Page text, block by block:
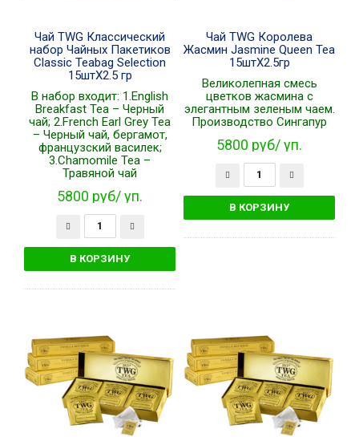
Чай TWG Классический
набор Чайных Пакетиков
Classic Teabag Selection
15штХ2.5 гр
В набор входит: 1.English
Breakfast Tea – Черный
чай; 2.French Earl Grey Tea
– Черный чай, бергамот,
французcкий василек;
3.Chamomile Tea –
Травяной чай
5800 руб/ уп.
Чай TWG Королева
Жасмин Jasmine Queen Tea
15штХ2.5гр
Великолепная смесь
цветков жасмина с
элегантным зеленым чаем.
Производство Сингапур
5800 руб/ уп.